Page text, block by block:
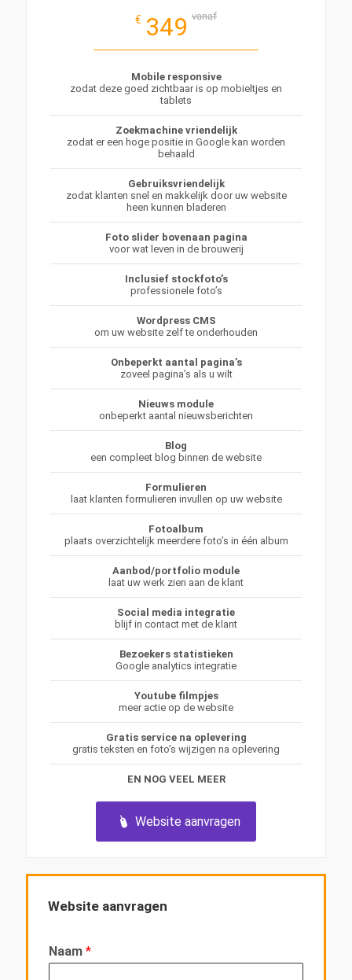
€ 349 vanaf
Mobile responsive
zodat deze goed zichtbaar is op mobieltjes en
tablets
Zoekmachine vriendelijk
zodat er een hoge positie in Google kan worden
behaald
Gebruiksvriendelijk
zodat klanten snel en makkelijk door uw website
heen kunnen bladeren
Foto slider bovenaan pagina
voor wat leven in de brouwerij
Inclusief stockfoto’s
professionele foto’s
Wordpress CMS
om uw website zelf te onderhouden
Onbeperkt aantal pagina’s
zoveel pagina’s als u wilt
Nieuws module
onbeperkt aantal nieuwsberichten
Blog
een compleet blog binnen de website
Formulieren
laat klanten formulieren invullen op uw website
Fotoalbum
plaats overzichtelijk meerdere foto’s in één album
Aanbod/portfolio module
laat uw werk zien aan de klant
Social media integratie
blijf in contact met de klant
Bezoekers statistieken
Google analytics integratie
Youtube filmpjes
meer actie op de website
Gratis service na oplevering
gratis teksten en foto’s wijzigen na oplevering
EN NOG VEEL MEER
Website aanvragen
Website aanvragen
Naam *